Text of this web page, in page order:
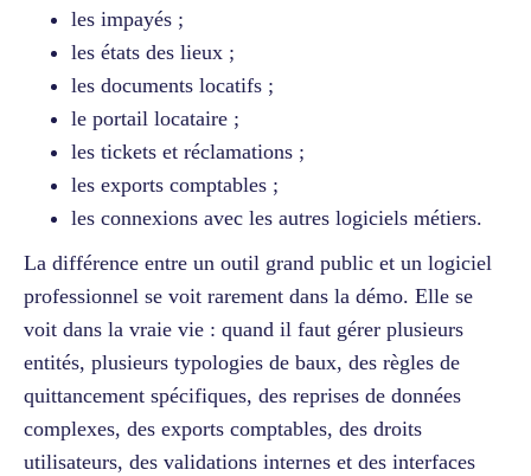
les impayés ;
les états des lieux ;
les documents locatifs ;
le portail locataire ;
les tickets et réclamations ;
les exports comptables ;
les connexions avec les autres logiciels métiers.
La différence entre un outil grand public et un logiciel
professionnel se voit rarement dans la démo. Elle se
voit dans la vraie vie : quand il faut gérer plusieurs
entités, plusieurs typologies de baux, des règles de
quittancement spécifiques, des reprises de données
complexes, des exports comptables, des droits
utilisateurs, des validations internes et des interfaces